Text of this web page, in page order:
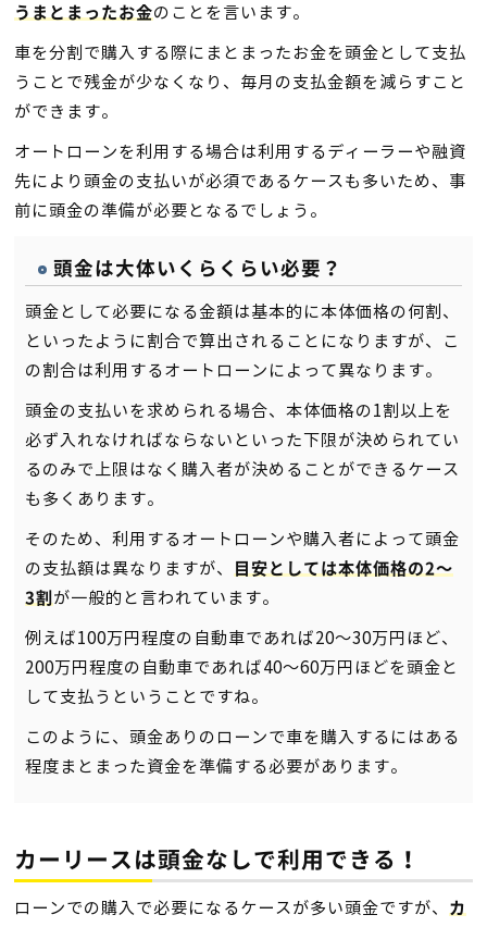
うまとまったお金のことを言います。
車を分割で購入する際にまとまったお金を頭金として支払
うことで残金が少なくなり、毎月の支払金額を減らすこと
ができます。
オートローンを利用する場合は利用するディーラーや融資
先により頭金の支払いが必須であるケースも多いため、事
前に頭金の準備が必要となるでしょう。
頭金は大体いくらくらい必要？
頭金として必要になる金額は基本的に本体価格の何割、
といったように割合で算出されることになりますが、こ
の割合は利用するオートローンによって異なります。
頭金の支払いを求められる場合、本体価格の1割以上を
必ず入れなければならないといった下限が決められてい
るのみで上限はなく購入者が決めることができるケース
も多くあります。
そのため、利用するオートローンや購入者によって頭金
の支払額は異なりますが、
目安としては本体価格の2〜
3割 が一般的と言われています。
例えば100万円程度の自動車であれば20〜30万円ほど、
200万円程度の自動車であれば40〜60万円ほどを頭金と
して支払うということですね。
このように、頭金ありのローンで車を購入するにはある
程度まとまった資金を準備する必要があります。
カーリースは頭金なしで利用できる！
ローンでの購入で必要になるケースが多い頭金ですが、
カ